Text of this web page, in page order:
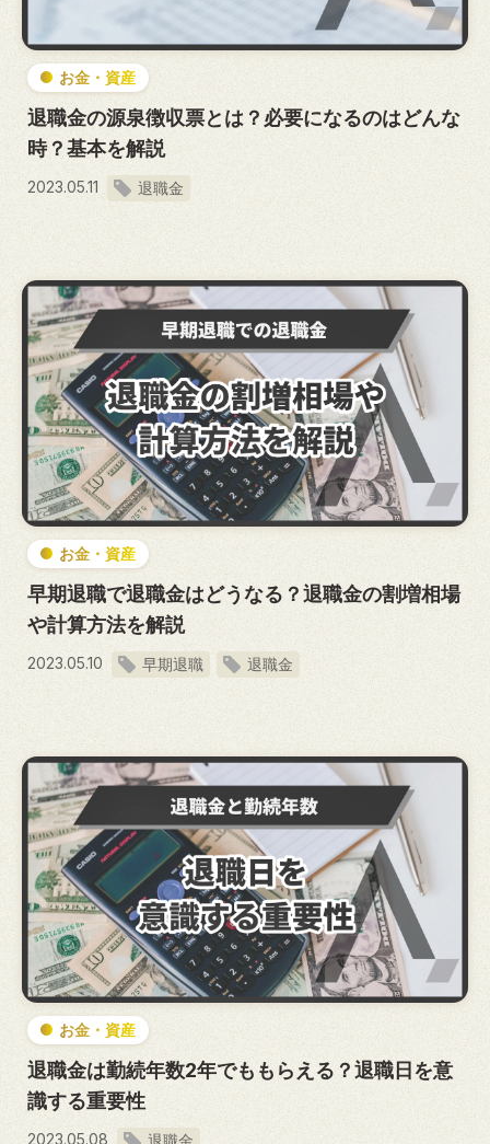
お金・資産
退職金の源泉徴収票とは？必要になるのはどんな
時？基本を解説
2023.05.11 退職金
お金・資産
早期退職で退職金はどうなる？退職金の割増相場
や計算方法を解説
2023.05.10 早期退職 退職金
お金・資産
退職金は勤続年数2年でももらえる？退職日を意
識する重要性
2023.05.08 退職金